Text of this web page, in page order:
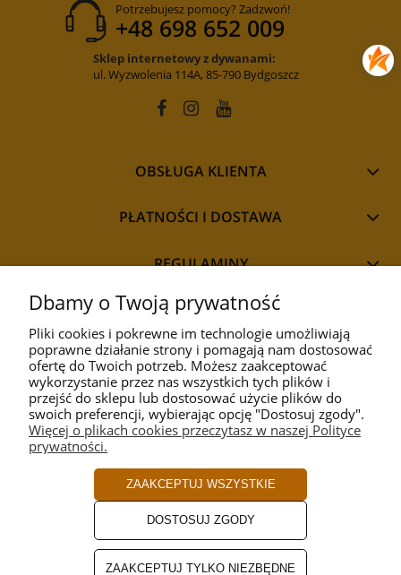
Potrzebujesz pomocy? Zadzwoń!
+48 698 652 009
Sklep internetowy z dywanami:
ul. Wyzwolenia 114A, 85-790 Bydgoszcz
OBSŁUGA KLIENTA
PŁATNOŚCI I DOSTAWA
REGULAMINY
STYL
PRZEZNACZENIE
PRODUCENCI
Dbamy o Twoją prywatność
Pliki cookies i pokrewne im technologie umożliwiają
poprawne działanie strony i pomagają nam dostosować
ofertę do Twoich potrzeb. Możesz zaakceptować
wykorzystanie przez nas wszystkich tych plików i
przejść do sklepu lub dostosować użycie plików do
swoich preferencji, wybierając opcję "Dostosuj zgody".
Więcej o plikach cookies przeczytasz w naszej Polityce
prywatności.
ZAAKCEPTUJ TYLKO NIEZBĘDNE
DOSTOSUJ ZGODY
ZAAKCEPTUJ WSZYSTKIE